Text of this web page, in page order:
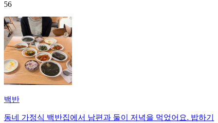
56
백반
동네 가정식 백반집에서 남편과 둘이 저녁을 먹었어요. 밥하기